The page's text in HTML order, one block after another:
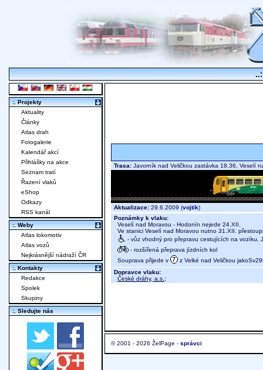
Trasa: Javorník nad Veličkou zastávka 18.36,
Aktualizace: 29.6.2009 (vojtik)
Poznámky k vlaku:
Veselí nad Moravou - Hodonín nejede 24.XII.
Ve stanici Veselí nad Moravou nutno 31.XII.
- vůz vhodný pro přepravu cestujících na vozíku,
- rozšířená přeprava jízdních kol
Souprava přijede v
z Velké nad Veličkou
Dopravce vlaku:
České dráhy, a.s. ;
© 2001 - 2026 ŽelPage - správci
:. Projekty
Aktuality
Články
Atlas drah
Fotogalerie
Kalendář akcí
Přihlášky na akce
Seznam tratí
Řazení vlaků
eShop
Odkazy
RSS kanál
:. Weby
Atlas lokomotiv
Atlas vozů
Nejkrásnější nádraží ČR
:. Kontakty
Redakce
Spolek
Skupiny
:. Sledujte nás